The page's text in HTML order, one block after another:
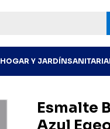
HOGAR Y JARDÍNSANITARIA
Esmalte
Azul